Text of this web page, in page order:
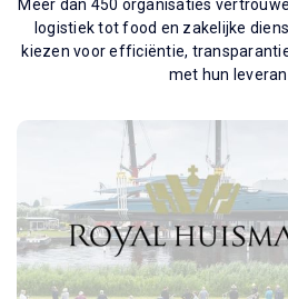
Meer dan 450 organisaties
logistiek tot food en zakelijke
kiezen voor efficiëntie,
met hun